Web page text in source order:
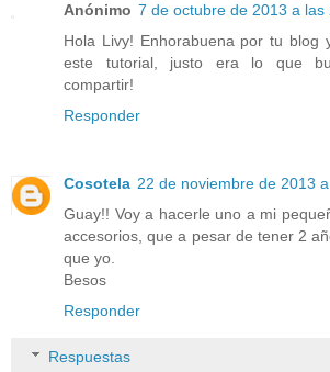
Anónimo 7 de octubre de 2013 a las
Hola Livy! Enhorabuena por tu blog
este tutorial, justo era lo que
compartir!
Responder
Cosotela 22 de noviembre de 2013
Guay!! Voy a hacerle uno a mi
accesorios, que a pesar de tener 2
que yo.
Besos
Responder
Respuestas